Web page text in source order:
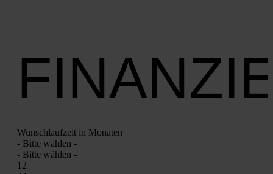
Wunsch­lauf­zeit in Mona­ten
- Bit­te wäh­len -
- Bit­te wäh­len -
12